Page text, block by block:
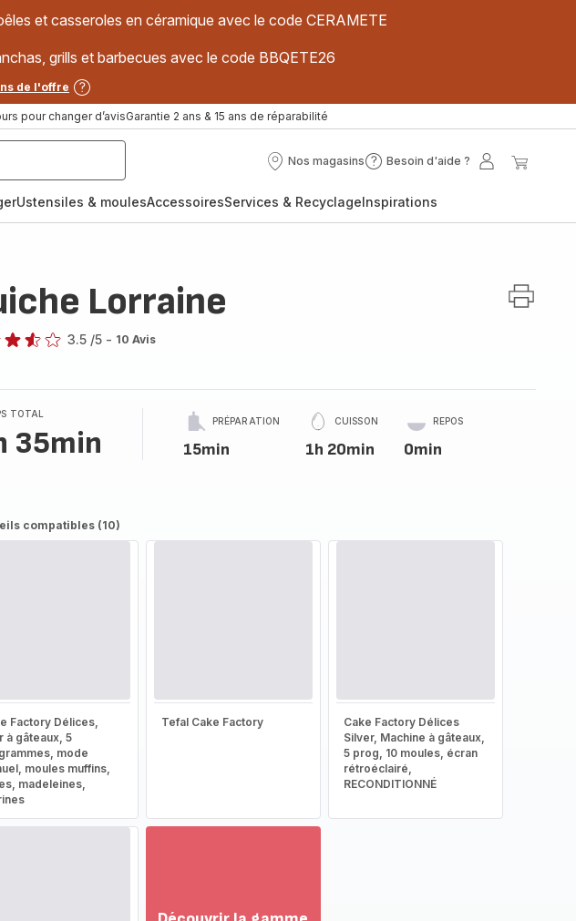
et casseroles en céramique avec le code CERAMETE
grills et barbecues avec le code BBQETE26
de l'offre
pour changer d’avisGarantie 2 ans & 15 ans de réparabilité
Nos magasins
Nos
Besoin d'aide ?
Besoin
?
Mon
Ustensiles & moulesAccessoiresServices & RecyclageInspirations
Lorraine
3.5 /5 - 10 Avis
TOTAL
35min
PRÉPARATION
15min
CUISSON
1h 20min
REPOS
0min
compatibles (10)
Factory Délices,
à gâteaux, 5
mode
moules muffins,
madeleines,
Tefal Cake Factory
Cake Factory Délices
Silver, Machine à gâteaux,
5 prog, 10 moules, écran
rétroéclairé,
RECONDITIONNÉ